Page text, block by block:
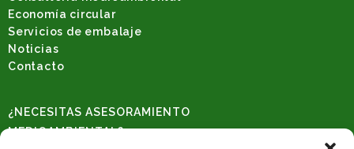
Economía circular
Servicios de embalaje
Noticias
Contacto
¿NECESITAS ASESORAMIENTO
MEDIOAMBIENTAL?